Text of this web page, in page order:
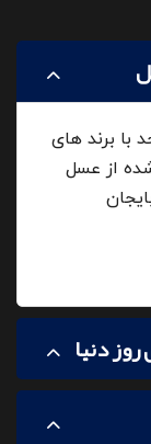
با برند های
از عسل
دنیا